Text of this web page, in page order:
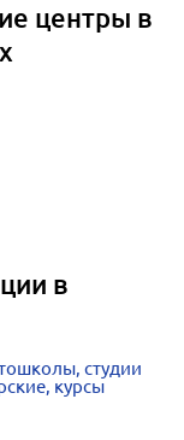
центры в
в
студии
курсы